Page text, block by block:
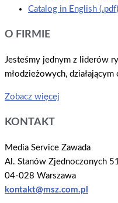
Catalog in English (.pdf)
O FIRMIE
Jesteśmy jednym z liderów
młodzieżowych,
Zobacz więcej
KONTAKT
Media Service Zawada
Al. Stanów Zjednoczonych 51
04-028 Warszawa
kontakt@msz.com.pl